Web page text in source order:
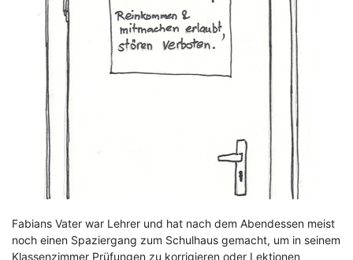
Fabians Vater war Lehrer und hat nach dem Abendessen meist
noch einen Spaziergang zum Schulhaus gemacht, um in seinem
Klassenzimmer Prüfungen zu korrigieren oder Lektionen